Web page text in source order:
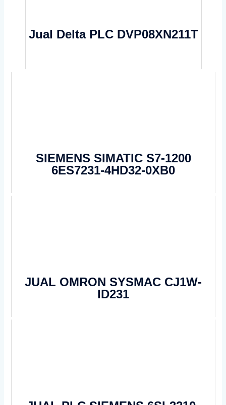
Jual Delta PLC DVP08XN211T
SIEMENS SIMATIC S7-1200
6ES7231-4HD32-0XB0
JUAL OMRON SYSMAC CJ1W-
ID231